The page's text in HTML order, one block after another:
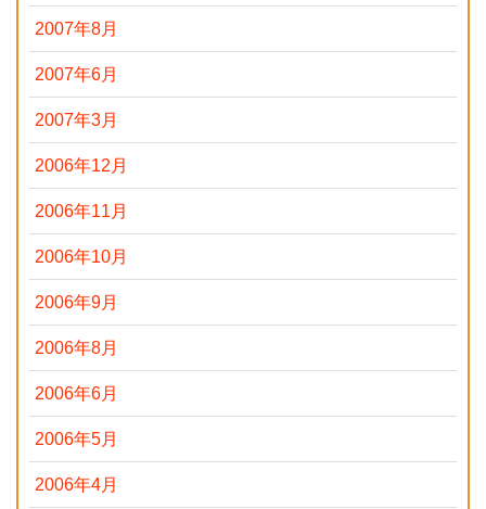
2007年8月
2007年6月
2007年3月
2006年12月
2006年11月
2006年10月
2006年9月
2006年8月
2006年6月
2006年5月
2006年4月